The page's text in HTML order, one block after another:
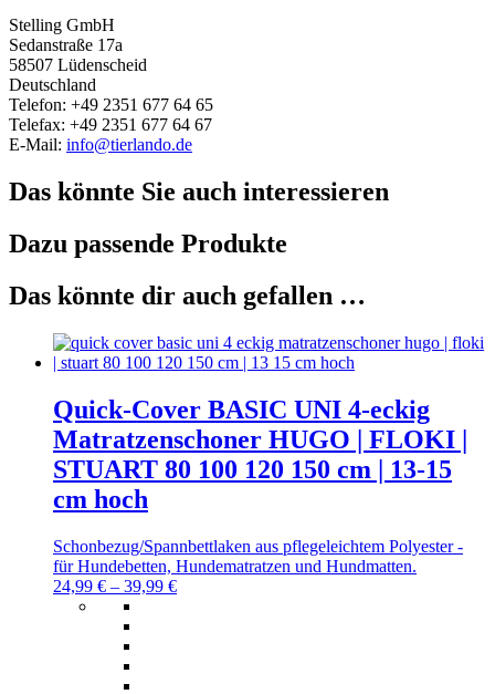
Stelling GmbH
Sedanstraße 17a
58507 Lüdenscheid
Deutschland
Telefon: +49 2351 677 64 65
Telefax: +49 2351 677 64 67
E-Mail: info@tierlando.de
Das könnte Sie auch interessieren
Dazu passende Produkte
Das könnte dir auch gefallen …
Quick-Cover BASIC UNI 4-eckig
Matratzenschoner HUGO | FLOKI |
STUART 80 100 120 150 cm | 13-15
cm hoch
Schonbezug/Spannbettlaken aus pflegeleichtem Polyester -
für Hundebetten, Hundematratzen und Hundmatten.
24,99 € – 39,99 €